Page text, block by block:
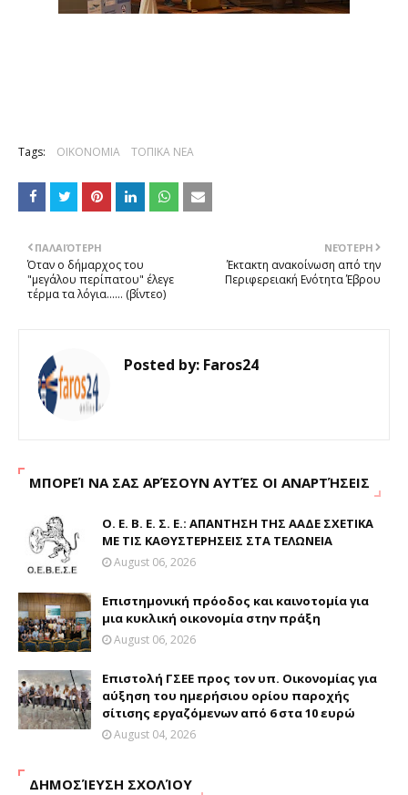
Tags: ΟΙΚΟΝΟΜΙΑ ΤΟΠΙΚΑ ΝΕΑ
ΝΕΌΤΕΡΗ
Έκτακτη ανακοίνωση από την
Περιφερειακή Ενότητα Έβρου
ΠΑΛΑΙΌΤΕΡΗ
Όταν ο δήμαρχος του
"μεγάλου περίπατου" έλεγε
τέρμα τα λόγια...... (βίντεο)
Posted by: Faros24
ΜΠΟΡΕΊ ΝΑ ΣΑΣ ΑΡΈΣΟΥΝ ΑΥΤΈΣ ΟΙ ΑΝΑΡΤΉΣΕΙΣ
Ο. Ε. Β. Ε. Σ. Ε.: ΑΠΑΝΤΗΣΗ ΤΗΣ ΑΑΔΕ ΣΧΕΤΙΚΑ
ΜΕ ΤΙΣ ΚΑΘΥΣΤΕΡΗΣΕΙΣ ΣΤΑ ΤΕΛΩΝΕΙΑ
August 06, 2026
Επιστημονική πρόοδος και καινοτομία για
μια κυκλική οικονομία στην πράξη
August 06, 2026
Επιστολή ΓΣΕΕ προς τον υπ. Οικονομίας για
αύξηση του ημερήσιου ορίου παροχής
σίτισης εργαζόμενων από 6 στα 10 ευρώ
August 04, 2026
ΔΗΜΟΣΊΕΥΣΗ ΣΧΟΛΊΟΥ